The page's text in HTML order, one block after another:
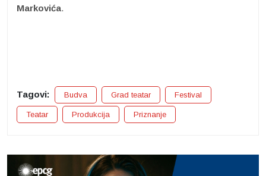
Markovića.
Tagovi: Budva Grad teatar Festival
Teatar Produkcija Priznanje